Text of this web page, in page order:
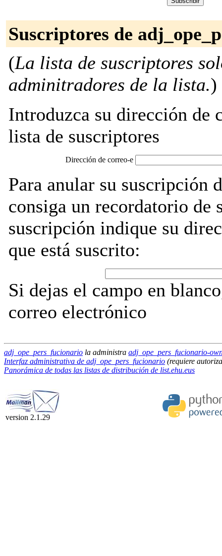
Suscriptores de
(La lista de suscriptores
adminitradores de la lista.)
Introduzca su dirección de
lista de suscriptores
Dirección de correo-e
Para anular su suscripción
consiga un recordatorio de
suscripción indique su
que está suscrito:
Si dejas el campo en
correo electrónico
adj_ope_pers_fucionario la administra adj_ope_pers_fucionario-
Interfaz administrativa de adj_ope_pers_fucionario (requiere
Panorámica de todas las listas de distribución de list.ehu.eus
version 2.1.29